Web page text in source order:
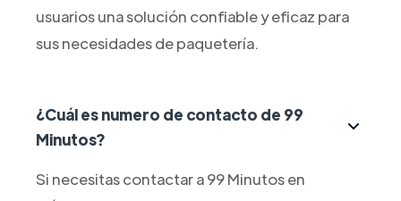
usuarios una solución confiable y eficaz para
sus necesidades de paquetería.
¿Cuál es numero de contacto de 99
Minutos?
Si necesitas contactar a 99 Minutos en